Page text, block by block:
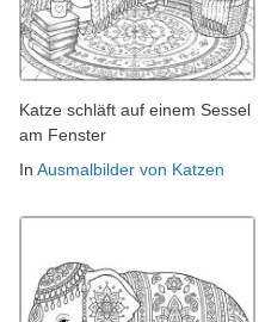
Katze schläft auf einem Sessel
am Fenster
In Ausmalbilder von Katzen